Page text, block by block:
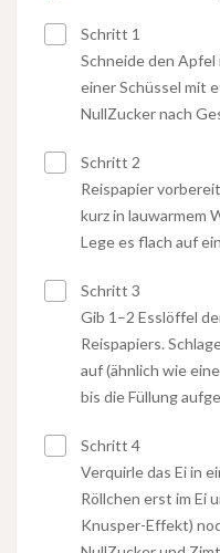
Schritt 1
Schneide den Apfel
einer Schüssel mit
NullZucker nach
Schritt 2
Reispapier
kurz in lauwarmem
Lege es flach auf
Schritt 3
Gib 1–2 Esslöffel
Reispapiers.
auf (ähnlich wie
bis die Füllung
Schritt 4
Verquirle das Ei in
Röllchen erst im Ei
Knusper-Effekt)